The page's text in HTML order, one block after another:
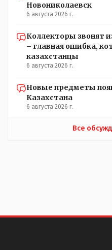
Новониколаевск
6 августа 2026 г.
Коллекторы звонят
– главная ошибка,
казахстанцы
6 августа 2026 г.
Новые предметы
Казахстана
6 августа 2026 г.
Все